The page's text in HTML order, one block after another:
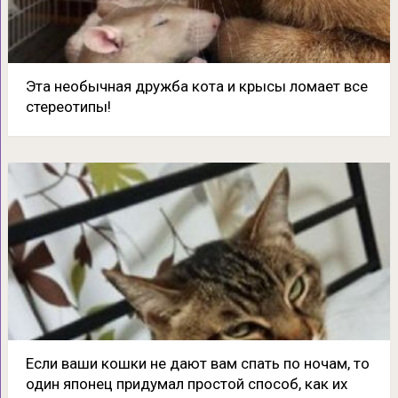
Эта необычная дружба кота и крысы ломает все
стереотипы!
Если ваши кошки не дают вам спать по ночам, то
один японец придумал простой способ, как их